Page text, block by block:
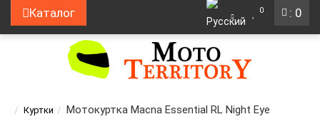
: 0
Каталог 0
Куртки Мотокуртка Macna Essential RL Night Eye